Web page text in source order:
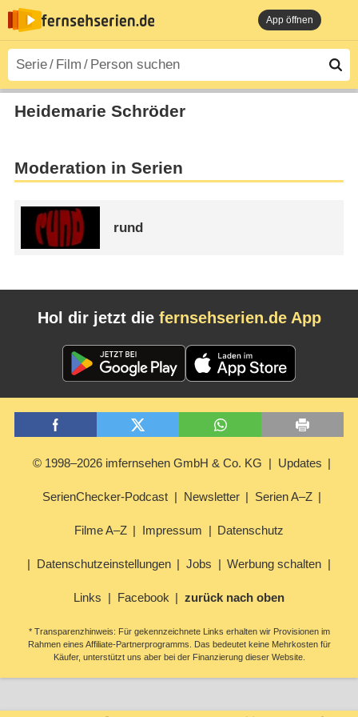
App öffnen
Heidemarie Schröder
Moderation in Serien
rund
Hol dir jetzt die fernsehserien.de App
© 1998–2026 imfernsehen GmbH & Co. KG Updates
SerienChecker-Podcast Newsletter Serien A–Z
Filme A–Z Impressum Datenschutz
Datenschutzeinstellungen Jobs Werbung schalten
Links Facebook zurück nach oben
* Transparenzhinweis: Für gekennzeichnete Links erhalten wir Provisionen im
Rahmen eines Affiliate-Partnerprogramms. Das bedeutet keine Mehrkosten für
Käufer, unterstützt uns aber bei der Finanzierung dieser Website.